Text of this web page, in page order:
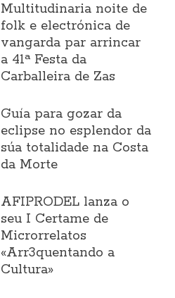
Multitudinaria noite de
folk e electrónica de
vangarda par arrincar
a 41ª Festa da
Carballeira de Zas
Guía para gozar da
eclipse no esplendor da
súa totalidade na Costa
da Morte
AFIPRODEL lanza o
seu I Certame de
Microrrelatos
«Arr3quentando a
Cultura»